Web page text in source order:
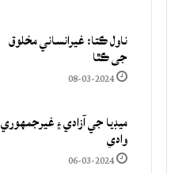
ناول ڪتا: غيرانساني مخلوق
جي ڪٿا
08-03-2024
ميڊيا جي آزادي ۽ غيرجمھوري
وادي
06-03-2024